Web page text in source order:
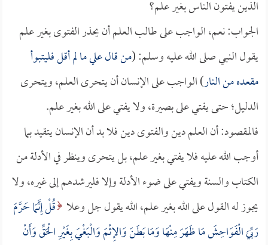
الذين يفتون الناس بغير علم؟
الجواب: نعم، الواجب على طالب العلم أن يحذر الفتوى بغير علم
يقول النبي صلى الله عليه وسلم: (من قال علي ما لم أقل فليتبوأ
مقعده من النار) الواجب على الإنسان أن يتحرى العلم، ويتحرى
الدليل؛ حتى يفتي على بصيرة، ولا يفتي على الله بغير علم.
فالمقصود: أن العلم دين والفتوى دين فلا بد أن الإنسان يتقيد بما
أوجب الله عليه فلا يفتي بغير علم، بل يتحرى وينظر في الأدلة من
الكتاب والسنة ويفتي على ضوء الأدلة وإلا فليرشدهم إلى غيره، ولا
يجوز له القول على الله بغير علم، الله يقول جل وعلا قُلْ إِنَّمَا حَرَّمَ
رَبِّيَ الْفَوَاحِشَ مَا ظَهَرَ مِنْهَا وَمَا بَطَنَ وَالإِثْمَ وَالْبَغْيَ بِغَيْرِ الْحَقِّ وَأَنْ